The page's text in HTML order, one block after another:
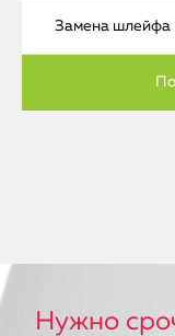
Замена шлейфа
Нужно